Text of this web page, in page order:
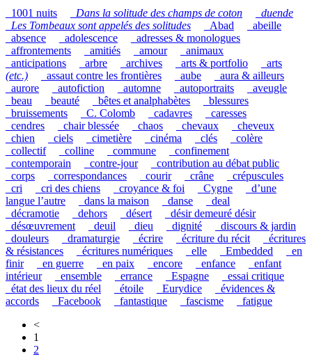
_1001 nuits Dans la solitude des champs de coton
duende
Les Tombeaux sont appelés des solitudes _Abad
_abeille
_absence
_adolescence
_adresses & monologues
_affrontements
_amitiés _amour
_animaux
_anticipations
_arbre _archives _arts & portfolio
_arts
(etc.)
_assaut contre les frontières _aube
_aura & ailleurs
_aurore
_autofiction _automne _autoportraits
_aveugle
_beau
_beauté _bêtes et analphabètes
_blessures
_bruissements
_C. Colomb _cadavres
_caresses
_cendres
_chair blessée _chaos _chevaux
_cheveux
_chien
_ciels _cimetière _cinéma _clés
_colère
_collectif
_colline _commune
_confinement
_contemporain
_contre-jour
_contribution au débat public
_corps
_correspondances _courir _crâne
_crépuscules
_cri
_cri des chiens _croyance & foi _Cygne
_d’une
langue l’autre
_dans la maison _danse
_deal
_décramotie
_dehors _désert
_désir demeuré désir
_désœuvrement
_deuil _dieu _dignité
_discours & jardin
_douleurs
_dramaturgie _écrire _écriture du récit
_écritures
& résistances
_écritures numériques _elle _Embedded
_en
finir
_en guerre _en paix _encore _enfance
_enfant
intérieur
_ensemble _errance _Espagne
_essai critique
_état des lieux du réel
_étoile _Eurydice
_évidences &
accords
_Facebook _fantastique _fascisme
_fatigue
<
1
2